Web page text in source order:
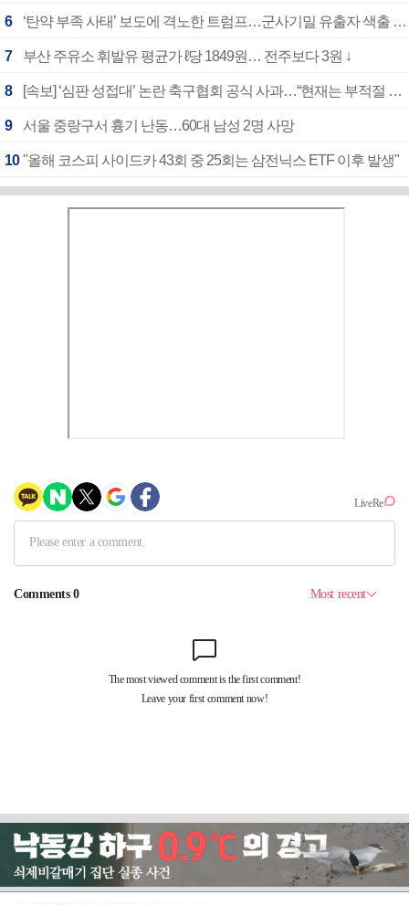
6 ‘탄약 부족 사태’ 보도에 격노한 트럼프…군사기밀 유출자 색출 지시
7 부산 주유소 휘발유 평균가 ℓ당 1849원… 전주보다 3원 ↓
8 [속보] ‘심판 성접대’ 논란 축구협회 공식 사과…“현재는 부적절 행위 없어”
9 서울 중랑구서 흉기 난동…60대 남성 2명 사망
10 "올해 코스피 사이드카 43회 중 25회는 삼전닉스 ETF 이후 발생"